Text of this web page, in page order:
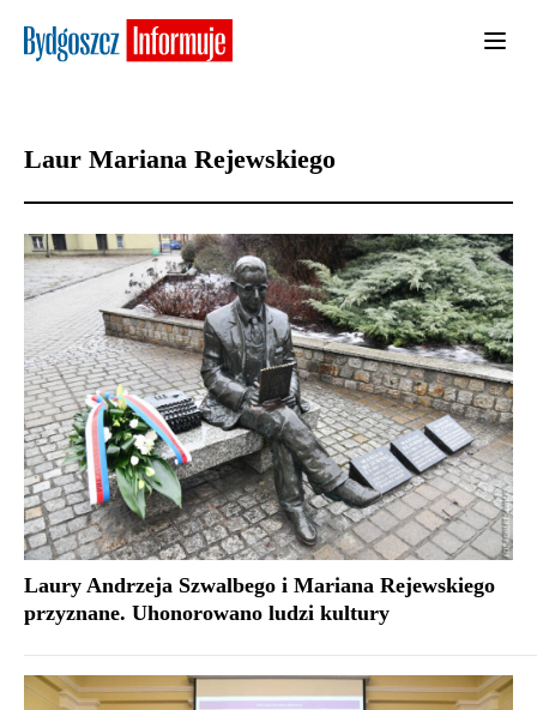
Laur Mariana Rejewskiego
Laury Andrzeja Szwalbego i Mariana Rejewskiego
przyznane. Uhonorowano ludzi kultury